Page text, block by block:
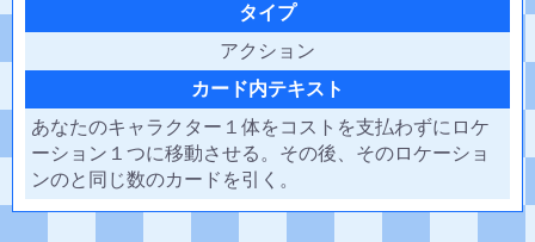
タイプ
アクション
カード内テキスト
あなたのキャラクター１体をコストを支払わずにロケ
ーション１つに移動させる。その後、そのロケーショ
ンのと同じ数のカードを引く。